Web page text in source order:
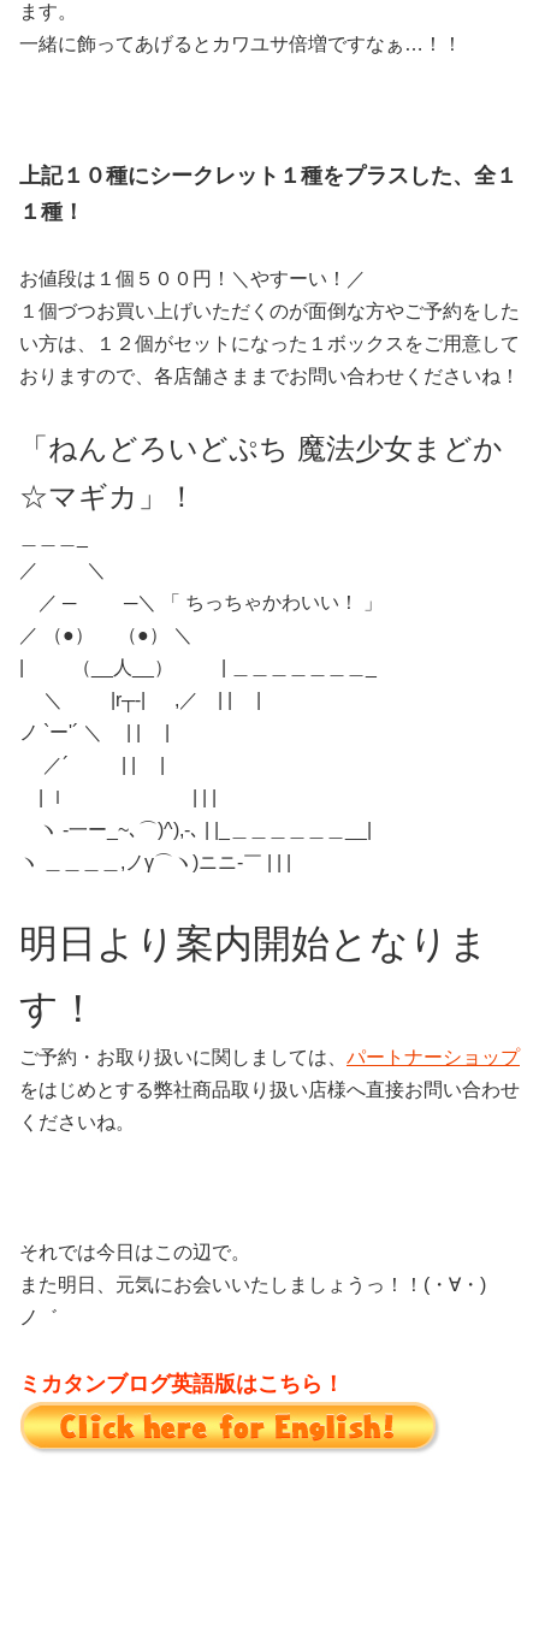
ます。
一緒に飾ってあげるとカワユサ倍増ですなぁ…！！
上記１０種にシークレット１種をプラスした、全１
１種！
お値段は１個５００円！＼やすーい！／
１個づつお買い上げいただくのが面倒な方やご予約をした
い方は、１２個がセットになった１ボックスをご用意して
おりますので、各店舗さままでお問い合わせくださいね！
「ねんどろいどぷち 魔法少女まどか
☆マギカ」！
／ ＼
／ ─ ─＼ 「 ちっちゃかわいい！ 」
／ （●） （●） ＼
| （__人__） | ＿＿＿＿＿＿＿_
＼ |r┬-| ,／ | | |
ノ `ー'´ ＼ | | |
／´ | | |
| ｌ | | |
ヽ -一ー_~､⌒)^),-､ | |_＿＿＿＿＿＿__|
ヽ ＿＿＿＿,ノγ⌒ヽ)ニニ-￣ | | |
明日より案内開始となりま
す！
ご予約・お取り扱いに関しましては、 パートナーショップ
をはじめとする弊社商品取り扱い店様へ直接お問い合わせ
くださいね。
それでは今日はこの辺で。
また明日、元気にお会いいたしましょうっ！！(・∀・)
ノ゛
ミカタンブログ英語版はこちら！